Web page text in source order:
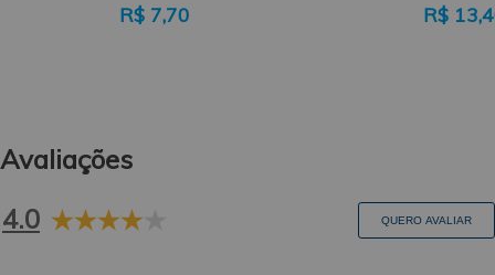
R$ 7,70 R$
Avaliações
4.0
QUERO AVALIAR